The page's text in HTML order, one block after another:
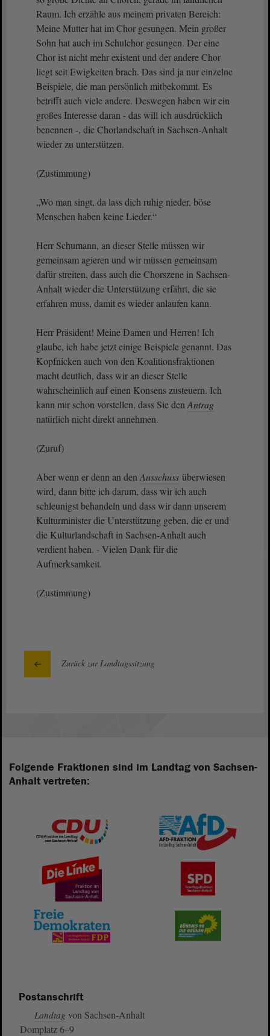
Raum. Ich erzähle aus meinem privaten Bereich:
Meine Mutter hat im Chor gesungen. Mein großer
Sohn hat auch im Schulchor gesungen. Der eine
Chor ist nicht mehr existent und der andere Chor
liegt seit Ewigkeiten brach. Das sind ja nur einzelne
Beispiele, die man persönlich mitbekommt. Es
betrifft auch viele andere. Deswegen haben wir ein
großes Interesse daran - das will ich ausdrücklich
benennen -, die Chorlandschaft in Sachsen-Anhalt
wieder zu unterstützen.
(Zustimmung)
„Wo man singt, da lass dich ruhig nieder, böse
Menschen haben keine Lieder.“
Herr Schumann, an dieser Stelle müssen wir
gemeinsam agieren und wir müssen gemeinsam
dafür streiten, dass auch die Chorszene in Sachsen-
Anhalt wieder die Unterstützung erfährt, die sie
erfahren muss, damit es wieder anlaufen kann.
Herr Präsident! Meine Damen und Herren! Ich
glaube, ich habe jetzt einige Beispiele genannt. Das
Kopfnicken auch von den Koalitionsfraktionen
macht deutlich, dass wir an dieser Stelle
wahrscheinlich auf einen Konsens zusteuern. Ich
kann mir schon vorstellen, dass Sie den Antrag
natürlich nicht direkt annehmen.
(Zuruf)
Aber wenn er denn an den Ausschuss überwiesen
wird, dann bitte ich darum, dass wir ich auch
schleunigst behandeln und dass wir dann unserem
Kulturminister die Unterstützung geben, die er und
die Kulturlandschaft in Sachsen-Anhalt auch
verdient haben. - Vielen Dank für die
Aufmerksamkeit.
(Zustimmung)
Zurück zur Landtagssitzung
Folgende Fraktionen sind im Landtag von Sachsen-
Anhalt vertreten:
Postanschrift
Landtag von Sachsen-Anhalt
Domplatz 6–9